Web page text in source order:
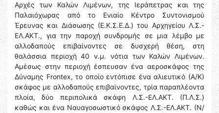
Αρχές των Καλών Λιμένων, της Ιεράπετρας και της
Παλαιόχωρας από το Ενιαίο Κέντρο Συντονισμού
Έρευνας και Διάσωσης (Ε.Κ.Σ.Ε.Δ.) του Αρχηγείου Λ.Σ.-
ΕΛ.ΑΚΤ., για την παροχή συνδρομής σε μια λέμβο με
αλλοδαπούς επιβαίνοντες σε δυσχερή θέση, στη
θαλάσσια περιοχή 40 ν.μ. νότια των Καλών Λιμένων.
Αμέσως στην περιοχή έσπευσαν ένα αεροσκάφος της
Δύναμης Frontex, το οποίο εντόπισε ένα αλιευτικό (Α/Κ)
σκάφος με αλλοδαπούς επιβαίνοντες, τρία παραπλέοντα
πλοία, δύο περιπολικά σκάφη Λ.Σ.-ΕΛ.ΑΚΤ. (Π.Λ.Σ.)
καθώς και ένα Ναυαγοσωστικό σκάφος Λ.Σ.-ΕΛ.ΑΚΤ. (Ν/